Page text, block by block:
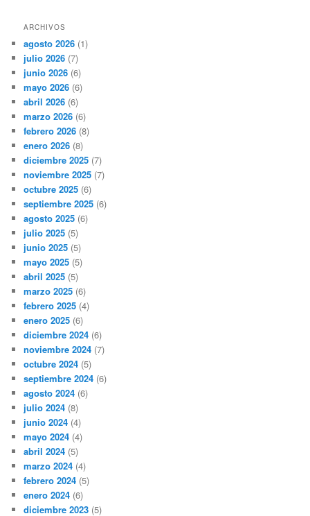
ARCHIVOS
agosto 2026 (1)
julio 2026 (7)
junio 2026 (6)
mayo 2026 (6)
abril 2026 (6)
marzo 2026 (6)
febrero 2026 (8)
enero 2026 (8)
diciembre 2025 (7)
noviembre 2025 (7)
octubre 2025 (6)
septiembre 2025 (6)
agosto 2025 (6)
julio 2025 (5)
junio 2025 (5)
mayo 2025 (5)
abril 2025 (5)
marzo 2025 (6)
febrero 2025 (4)
enero 2025 (6)
diciembre 2024 (6)
noviembre 2024 (7)
octubre 2024 (5)
septiembre 2024 (6)
agosto 2024 (6)
julio 2024 (8)
junio 2024 (4)
mayo 2024 (4)
abril 2024 (5)
marzo 2024 (4)
febrero 2024 (5)
enero 2024 (6)
diciembre 2023 (5)